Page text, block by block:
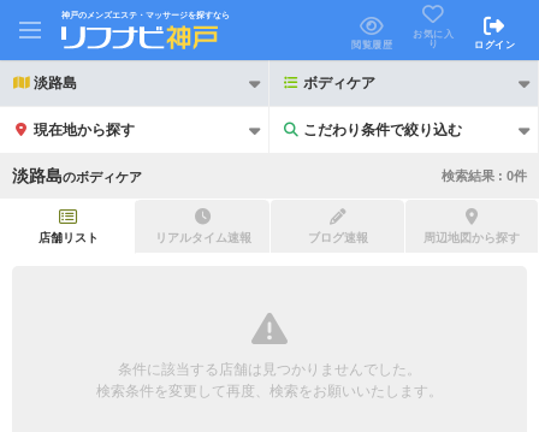
神戸のメンズエステ・マッサージを探すなら
閲覧履歴
お気に入
り
ログイン
淡路島 ボディケア
現在地から探す こだわり条件で絞り込む
こだわり条件で絞り込む
淡路島のボディケア 検索結果 : 0件
店舗リスト リアルタイム速報 ブログ速報 周辺地図から探す
条件に該当する店舗は見つかりませんでした。
検索条件を変更して再度、検索をお願いいたします。